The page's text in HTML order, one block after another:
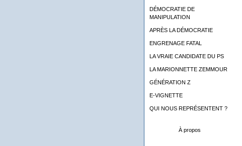
DÉMOCRATIE DE
MANIPULATION
APRÈS LA DÉMOCRATIE
ENGRENAGE FATAL
LA VRAIE CANDIDATE DU PS
LA MARIONNETTE ZEMMOUR
GÉNÉRATION Z
E-VIGNETTE
QUI NOUS REPRÉSENTENT ?
À propos